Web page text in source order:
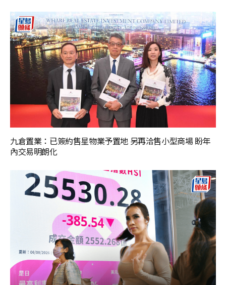
九倉置業：已簽約售星物業予置地 另再洽售小型商場 盼年
內交易明朗化